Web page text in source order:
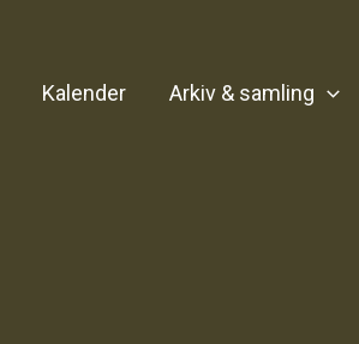
Kalender Arkiv & samling